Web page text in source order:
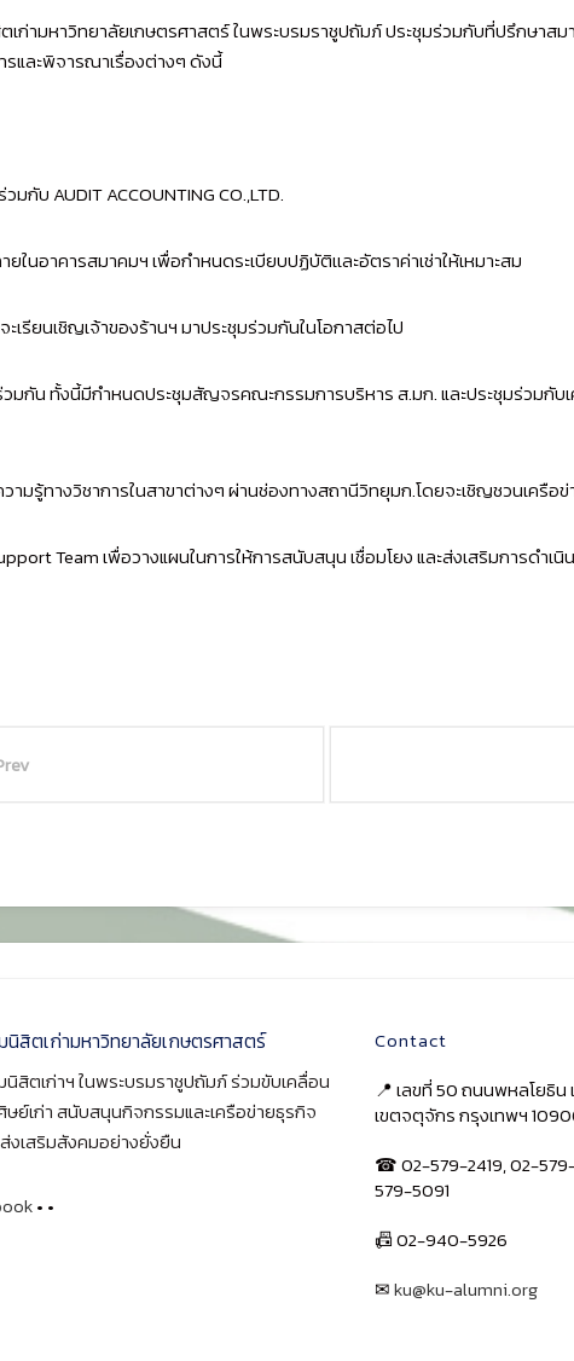
ก่ามหาวิทยาลัยเกษตรศาสตร์ ในพระบรมราชูปถัมภ์ ประชุมร่วมกับที่ปรึกษ
และพิจารณาเรื่องต่างๆ ดังนี้
บ AUDIT ACCOUNTING CO.,LTD.
ในอาคารสมาคมฯ เพื่อกำหนดระเบียบปฏิบัติเเละอัตราค่าเช่าให้เหมาะสม
เรียนเชิญเจ้าของร้านฯ มาประชุมร่วมกันในโอกาสต่อไป
วมกัน ทั้งนี้มีกำหนดประชุมสัญจรคณะกรรมการบริหาร ส.มก. และประชุมร่วมกับ
ามรู้ทางวิชาการในสาขาต่างๆ ผ่านช่องทางสถานีวิทยุมก.โดยจะเชิญชวนเครือ
Team เพื่อวางแผนในการให้การสนับสนุน เชื่อมโยง และส่งเสริมการดำ
นิสิตเก่ามหาวิทยาลัยเกษตรศาสตร์
สิตเก่าฯ ในพระบรมราชูปถัมภ์ ร่วมขับเคลื่อน
ย์เก่า สนับสนุนกิจกรรมและเครือข่ายธุรกิจ
งเสริมสังคมอย่างยั่งยืน
• •
Contact
📍 เลขที่ 50 ถนนพหลโยธิน
เขตจตุจักร กรุงเทพฯ
☎ 02-579-2419, 02-
579-5091
📠 02-940-5926
✉ku@ku-alumni.org